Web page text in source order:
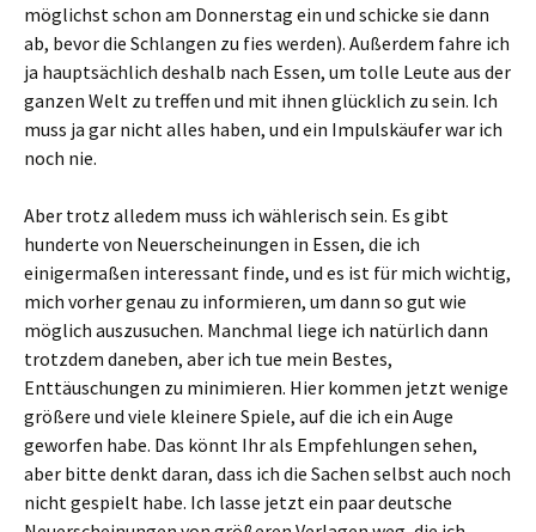
möglichst schon am Donnerstag ein und schicke sie dann
ab, bevor die Schlangen zu fies werden). Außerdem fahre ich
ja hauptsächlich deshalb nach Essen, um tolle Leute aus der
ganzen Welt zu treffen und mit ihnen glücklich zu sein. Ich
muss ja gar nicht alles haben, und ein Impulskäufer war ich
noch nie.
Aber trotz alledem muss ich wählerisch sein. Es gibt
hunderte von Neuerscheinungen in Essen, die ich
einigermaßen interessant finde, und es ist für mich wichtig,
mich vorher genau zu informieren, um dann so gut wie
möglich auszusuchen. Manchmal liege ich natürlich dann
trotzdem daneben, aber ich tue mein Bestes,
Enttäuschungen zu minimieren. Hier kommen jetzt wenige
größere und viele kleinere Spiele, auf die ich ein Auge
geworfen habe. Das könnt Ihr als Empfehlungen sehen,
aber bitte denkt daran, dass ich die Sachen selbst auch noch
nicht gespielt habe. Ich lasse jetzt ein paar deutsche